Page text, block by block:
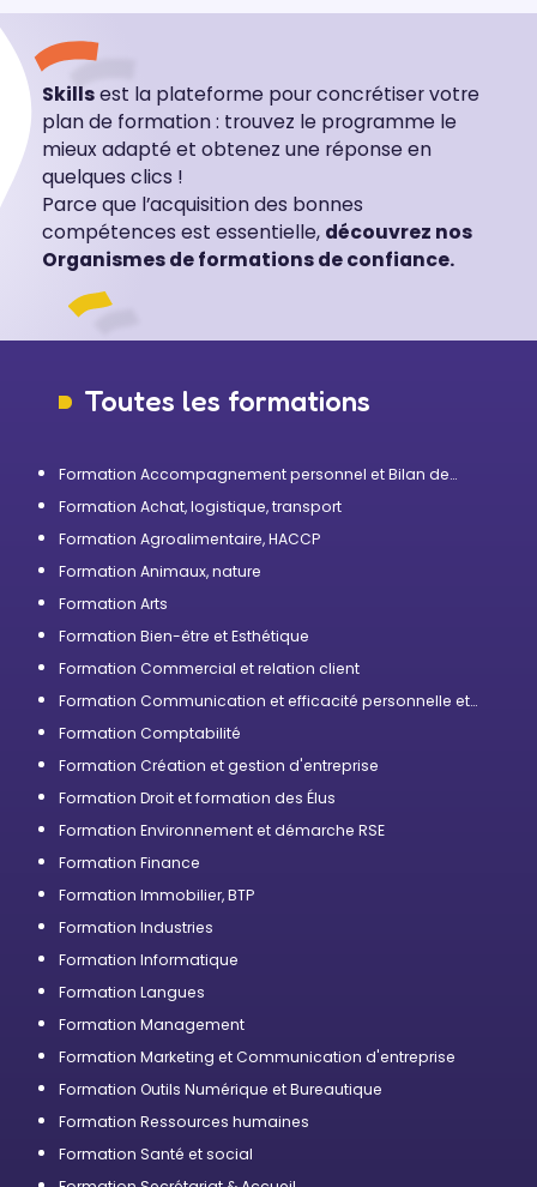
Skillsest la plateforme pour concrétiser votre
plan de formation : trouvez le programme le
mieux adapté et obtenez une réponse en
quelques clics !
Parce que l’acquisition des bonnes
compétences est essentielle, découvrez nos
Organismes de formations de confiance.
Toutes les formations
Formation Accompagnement personnel et Bilan de
Formation Achat, logistique, transport
Formation Agroalimentaire, HACCP
Formation Animaux, nature
Formation Arts
Formation Bien-être et Esthétique
Formation Commercial et relation client
Formation Communication et efficacité personnelle et
Formation Comptabilité
Formation Création et gestion d'entreprise
Formation Droit et formation des Élus
Formation Environnement et démarche RSE
Formation Finance
Formation Immobilier, BTP
Formation Industries
Formation Informatique
Formation Langues
Formation Management
Formation Marketing et Communication d'entreprise
Formation Outils Numérique et Bureautique
Formation Ressources humaines
Formation Santé et social